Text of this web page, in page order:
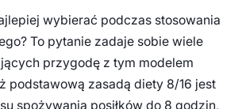
wybierać podczas stosowania
To pytanie zadaje sobie wiele
przygodę z tym modelem
podstawową zasadą diety 8/16 jest
spożywania posiłków do 8 godzin,